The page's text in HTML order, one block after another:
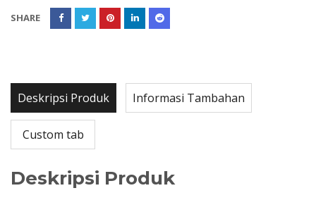
SHARE
Deskripsi Produk Informasi Tambahan
Custom tab
Deskripsi Produk